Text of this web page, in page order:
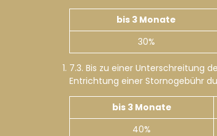
bis 3 Monate
30%
7.3. Bis zu einer Unterschreitung
Entrichtung einer Stornogebühr
bis 3 Monate
40%